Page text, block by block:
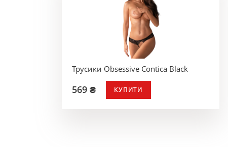
Трусики Obsessive Contica Black
569 ₴ КУПИТИ